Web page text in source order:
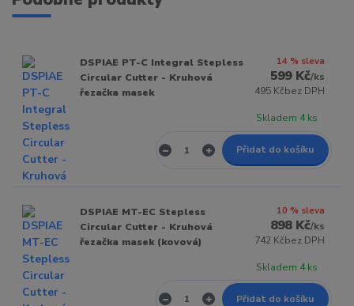
DSPIAE PT-C Integral Stepless
Circular Cutter - Kruhová
řezačka masek
14 % sleva
599 Kč/ks
495 Kčbez DPH
Skladem 4 ks
Přidat do košíku
DSPIAE MT-EC Stepless
Circular Cutter - Kruhová
řezačka masek (kovová)
10 % sleva
898 Kč/ks
742 Kčbez DPH
Skladem 4 ks
Přidat do košíku